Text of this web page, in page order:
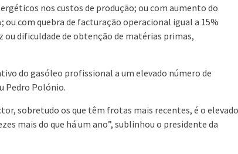
nos custos de produção; ou com aumento do
ou com quebra de facturação operacional igual a 15%
ou dificuldade de obtenção de matérias primas,
do gasóleo profissional a um elevado número de
Pedro Polónio.
sobretudo os que têm frotas mais recentes, é o elevado
mais do que há um ano”, sublinhou o presidente da